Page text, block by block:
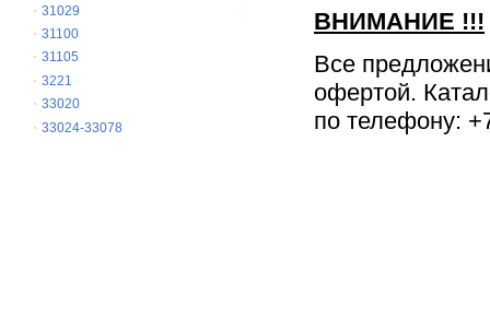
31029
31100
31105
3221
33020
33024-33078
ВНИМАНИЕ !!!
Все
офертой.
по телефону: